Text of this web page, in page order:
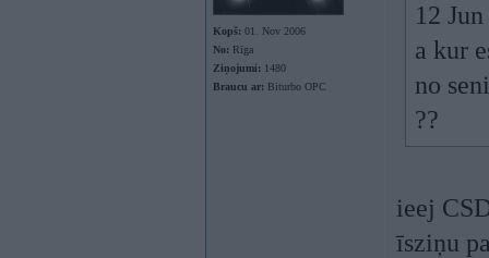
Kopš: 01. Nov 2006
No: Rīga
Ziņojumi: 1480
Braucu ar: Biturbo OPC
12
a kur
no
??
ieej
īsziņu